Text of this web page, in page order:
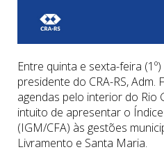
Entre quinta e sexta-feira
presidente do CRA-RS, Adm.
agendas pelo interior do Rio
intuito de apresentar o
(IGM/CFA) às gestões
Livramento e Santa Maria.